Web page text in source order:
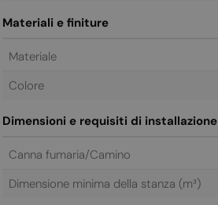
Materiali e finiture
Materiale
Colore
Dimensioni e requisiti di installazione
Canna fumaria/Camino
Dimensione minima della stanza (m³)